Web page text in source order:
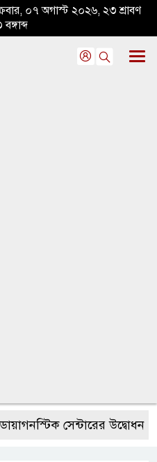
০৭ অগাস্ট ২০২৬, ২৩ শ্রাবণ
সেন্টারের উদ্বোধন